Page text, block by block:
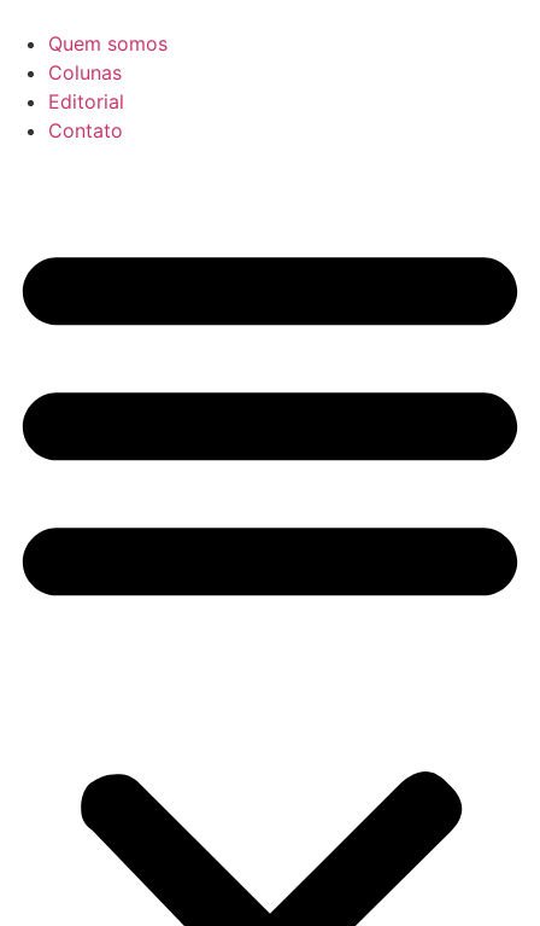
para
conteúdo
Quem somos
Colunas
Editorial
Contato